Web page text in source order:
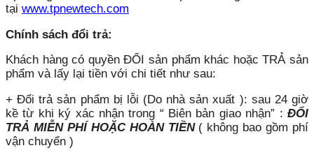
tại www.tpnewtech.com
Chính sách đổi trả:
Khách hàng có quyền ĐỔI sản phẩm khác hoặc TRẢ sản
phẩm và lấy lại tiền với chi tiết như sau:
+ Đổi trả sản phẩm bị lỗi (Do nhà sản xuất ): sau 24 giờ
kề từ khi ký xác nhận trong “ Biên bản giao nhận” : ĐỔI
TRẢ MIỄN PHÍ HOẶC HOÀN TIỀN( không bao gồm phí
vận chuyển )